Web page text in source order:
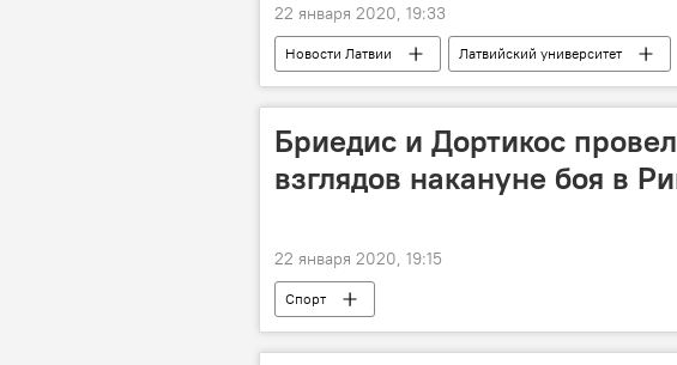
22 января 2020, 19:33
Новости Латвии Латвийский университет
Бриедис и Дортикос
взглядов накануне боя в
22 января 2020, 19:15
Спорт